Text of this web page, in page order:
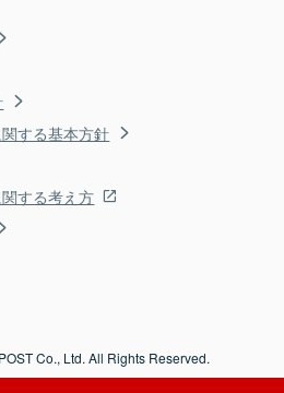
する基本方針
する考え方
Co., Ltd. All Rights Reserved.